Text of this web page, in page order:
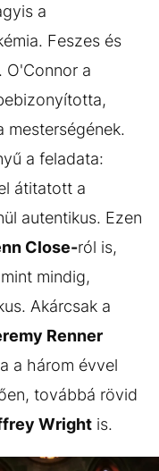
a
Feszes és
O'Connor a
a feladata:
átitatott a
autentikus. Ezen
Close-ról is,
mindig,
Akárcsak a
Renner
a három évvel
továbbá rövid
Wright is.